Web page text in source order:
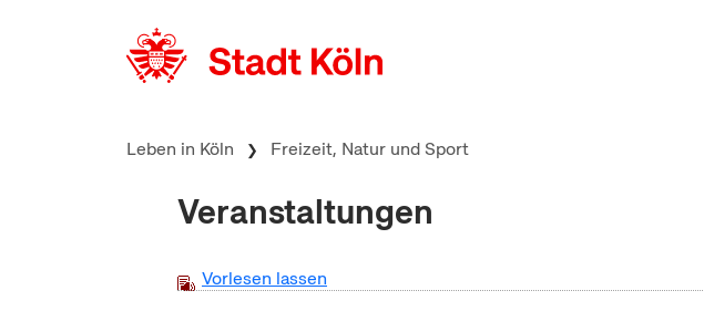
Leben in Köln Freizeit, Natur und Sport
Veranstaltungen
Vorlesen lassen